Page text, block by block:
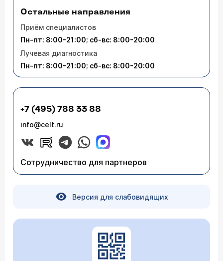
Остальные направления
Приём специалистов
Пн-пт: 8:00-21:00; сб-вс: 8:00-20:00
Лучевая диагностика
Пн-пт: 8:00-21:00; сб-вс: 8:00-20:00
+7 (495) 788 33 88
info@celt.ru
Сотрудничество для партнеров
Версия для слабовидящих